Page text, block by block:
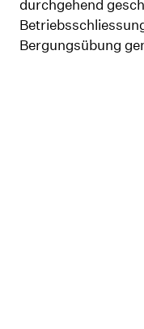
durchgehend
Bergungsübung